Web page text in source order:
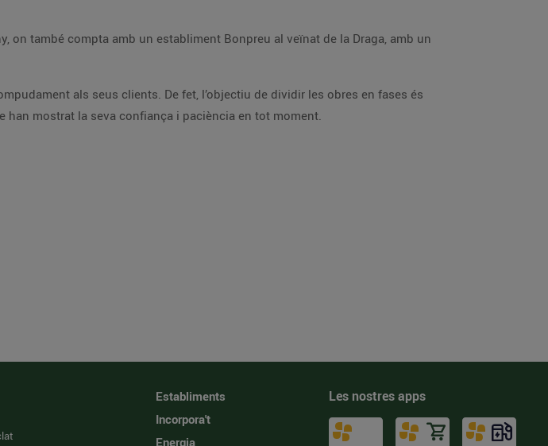
on també compta amb un establiment Bonpreu al veïnat de la Draga, amb un
als seus clients. De fet, l’objectiu de dividir les obres en fases és
mostrat la seva confiança i paciència en tot moment.
Establiments
Incorpora't
Energia
Les nostres apps